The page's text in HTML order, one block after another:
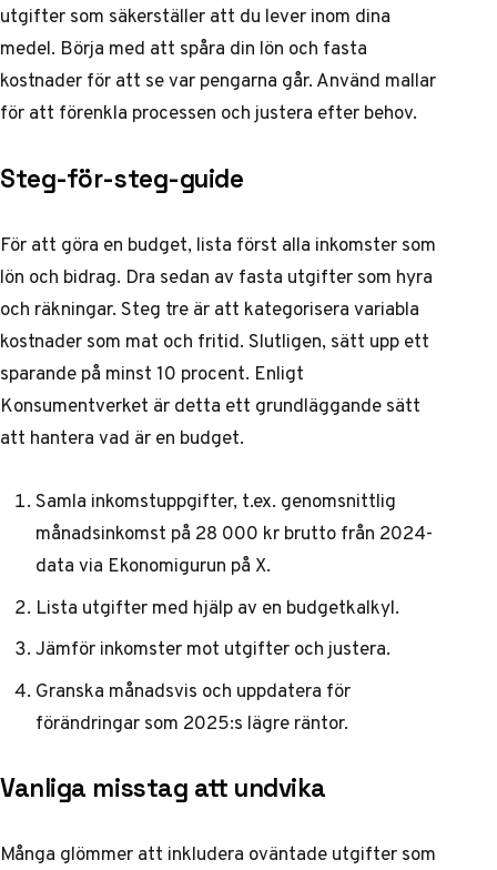
utgifter som säkerställer att du lever inom dina
medel. Börja med att spåra din lön och fasta
kostnader för att se var pengarna går. Använd mallar
för att förenkla processen och justera efter behov.
Steg-för-steg-guide
För att göra en budget, lista först alla inkomster som
lön och bidrag. Dra sedan av fasta utgifter som hyra
och räkningar. Steg tre är att kategorisera variabla
kostnader som mat och fritid. Slutligen, sätt upp ett
sparande på minst 10 procent. Enligt
Konsumentverket är detta ett grundläggande sätt
att hantera vad är en budget.
Samla inkomstuppgifter, t.ex. genomsnittlig
månadsinkomst på 28 000 kr brutto från 2024-
data via Ekonomigurun på X.
Lista utgifter med hjälp av en budgetkalkyl.
Jämför inkomster mot utgifter och justera.
Granska månadsvis och uppdatera för
förändringar som 2025:s lägre räntor.
Vanliga misstag att undvika
Många glömmer att inkludera oväntade utgifter som